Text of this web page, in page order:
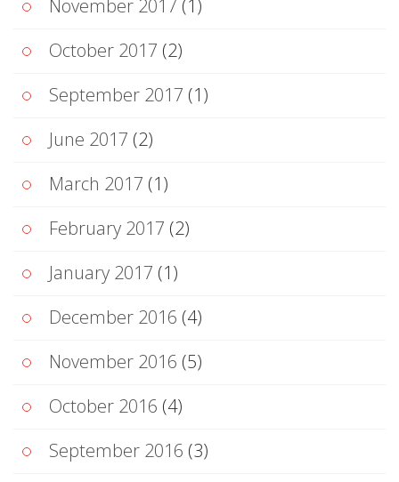
November 2017 (1)
October 2017 (2)
September 2017 (1)
June 2017 (2)
March 2017 (1)
February 2017 (2)
January 2017 (1)
December 2016 (4)
November 2016 (5)
October 2016 (4)
September 2016 (3)